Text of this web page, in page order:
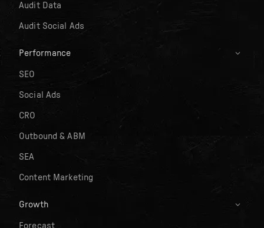
Audit Data
Audit Social Ads
Performance
SEO
Social Ads
CRO
Outbound & ABM
SEA
Content Marketing
Growth
Forecast